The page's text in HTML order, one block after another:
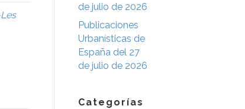
de julio de 2026
Publicaciones
Urbanísticas de
España del 27
de julio de 2026
Categorías